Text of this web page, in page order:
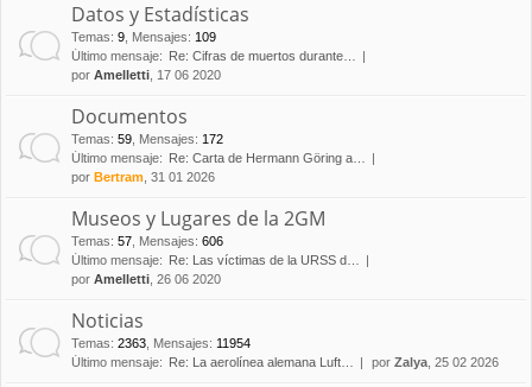
Datos y Estadísticas
Temas: 9 Mensajes: 109
Último mensaje:
Re: Cifras de muertos durante…
por Amelletti , 17 06 2020
Documentos
Temas: 59 Mensajes: 172
Último mensaje:
Re: Carta de Hermann Göring a…
por Bertram , 31 01 2026
Museos y Lugares de la 2GM
Temas: 57 Mensajes: 606
Último mensaje:
Re: Las víctimas de la URSS d…
por Amelletti , 26 06 2020
Noticias
Temas: 2363 Mensajes: 11954
Último mensaje:
Re: La aerolínea alemana Luft… por Zalya , 25 02 2026